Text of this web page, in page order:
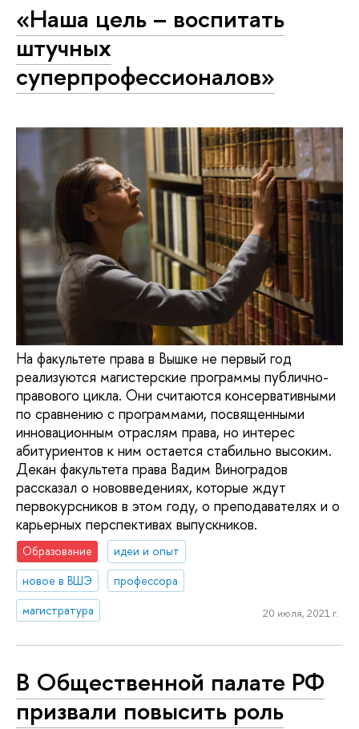
«Наша цель – воспитать
штучных
суперпрофессионалов»
На факультете права в Вышке не первый год
реализуются магистерские программы публично-
правового цикла. Они считаются консервативными
по сравнению с программами, посвященными
инновационным отраслям права, но интерес
абитуриентов к ним остается стабильно высоким.
Декан факультета права Вадим Виноградов
рассказал о нововведениях, которые ждут
первокурсников в этом году, о преподавателях и о
карьерных перспективах выпускников.
Образование
идеи и опыт
новое в ВШЭ
профессора
магистратура
20 июля, 2021 г.
В Общественной палате РФ
призвали повысить роль